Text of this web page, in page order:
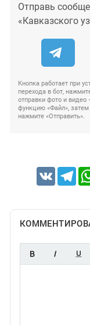
Отправь
«Кавказского
Кнопка работает при
перехода в бот,
отправки фото и
функцию «Файл», затем
нажмите «Отправить».
VK